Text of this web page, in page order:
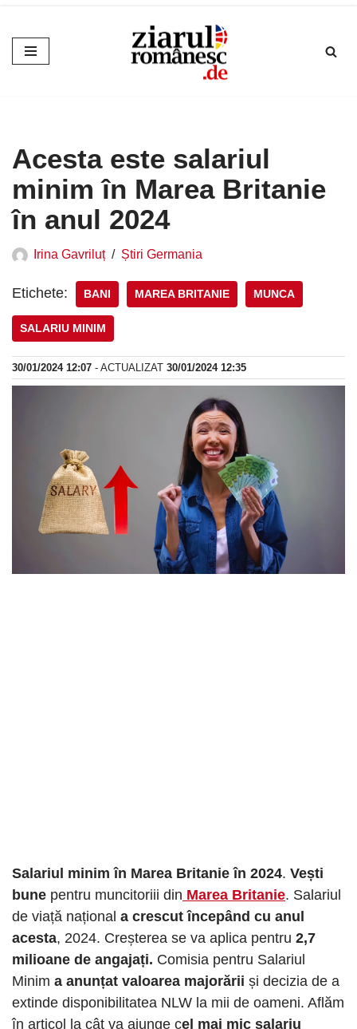
Sari
la
Acesta este salariul
minim în Marea Britanie
în anul 2024
Irina Gavriluț Știri Germania
Etichete: BANI MAREA BRITANIE MUNCA
SALARIU MINIM
30/01/2024 12:07 - ACTUALIZAT 30/01/2024 12:35
Salariul minim în Marea Britanie în 2024. Vești
bune pentru muncitoriii din Marea Britanie. Salariul
de viață național a crescut începând cu anul
acesta, 2024. Creșterea se va aplica pentru 2,7
milioane de angajați. Comisia pentru Salariul
Minim a anunțat valoarea majorării și decizia de a
extinde disponibilitatea NLW la mii de oameni. Aflăm
în articol la cât va ajunge cel mai mic salariu